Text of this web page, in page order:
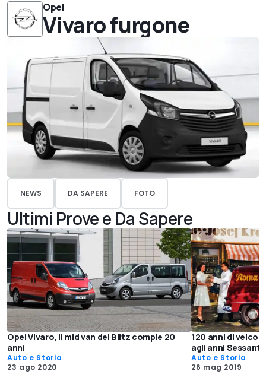
Opel
Vivaro furgone
NEWS DA SAPERE FOTO
Ultimi Prove e Da Sapere
Opel Vivaro, il mid van del Blitz compie 20
anni
Auto e Storia
23 ago 2020
120 anni di veicoli
agli anni Sessanta
Auto e Storia
26 mag 2019